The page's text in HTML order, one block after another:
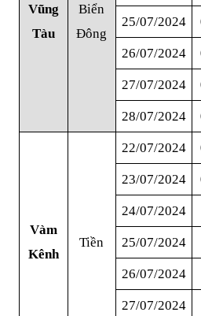
Vũng
Tàu
Biển
Đông
25/07/2024
26/07/2024
27/07/2024
28/07/2024
Vàm
Kênh
Tiền
22/07/2024
23/07/2024
24/07/2024
25/07/2024
26/07/2024
27/07/2024